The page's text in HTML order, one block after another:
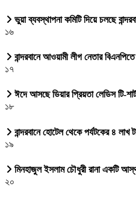
ভুয়া ব্যবস্থাপনা কমিটি দিয়ে চলছে
১৬
বান্দরবানে আওয়ামী লীগ নেতার বিএনপিতে
১৭
ঈদে আসছে ডিয়ার প্রিয়তা লেডিস টি-শার্ট
১৮
বান্দরবানে হোটেল থেকে পর্যটকের ৪ লাখ
১৯
মিনহাজুল ইসলাম চৌধুরী রানা একটি
২০